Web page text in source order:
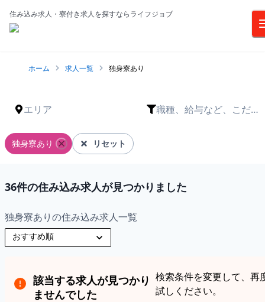
住み込み求人・寮付き求人を探すならライフジョブ
ホーム 求人一覧 独身寮あり
エリア
職種、給与など、こだわ
独身寮あり リセット
36件の住み込み求人が見つかりました
独身寮ありの住み込み求人一覧
該当する求人が見つかり
ませんでした
検索条件を変更して、再
試しください。